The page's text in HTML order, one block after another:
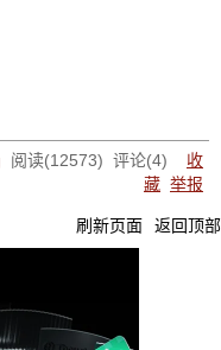
阅读(12573) 评论(4) 收
藏 举报
刷新页面 返回顶部